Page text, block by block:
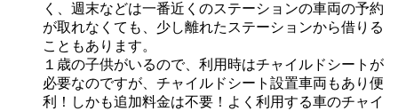
く、週末などは一番近くのステーションの車両の予約
が取れなくても、少し離れたステーションから借りる
こともあります。
１歳の子供がいるので、利用時はチャイルドシートが
必要なのですが、チャイルドシート設置車両もあり便
利！しかも追加料金は不要！よく利用する車のチャイ